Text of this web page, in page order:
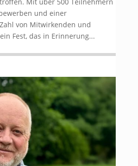
und einer
von Mitwirkenden und
Fest, das in Erinnerung...